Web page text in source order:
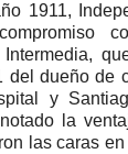
1911,
del dueño de
y
la
las caras